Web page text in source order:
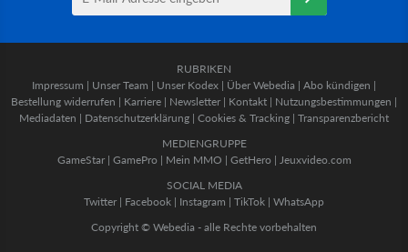
RUBRIKEN
Impressum | Unser Team | Unser Kodex | Über Webedia | Abo kündigen |
Bestellung widerrufen | Karriere | Newsletter | Kontakt | Nutzungsbestimmungen |
Mediadaten | Datenschutzerklärung | Cookies & Tracking | Transparenzbericht
MEDIENGRUPPE
GameStar| GamePro | Mein MMO | GetHero | Jeuxvideo.com
SOCIAL MEDIA
Twitter | Facebook | Instagram | TikTok | WhatsApp
Copyright © Webedia - alle Rechte vorbehalten